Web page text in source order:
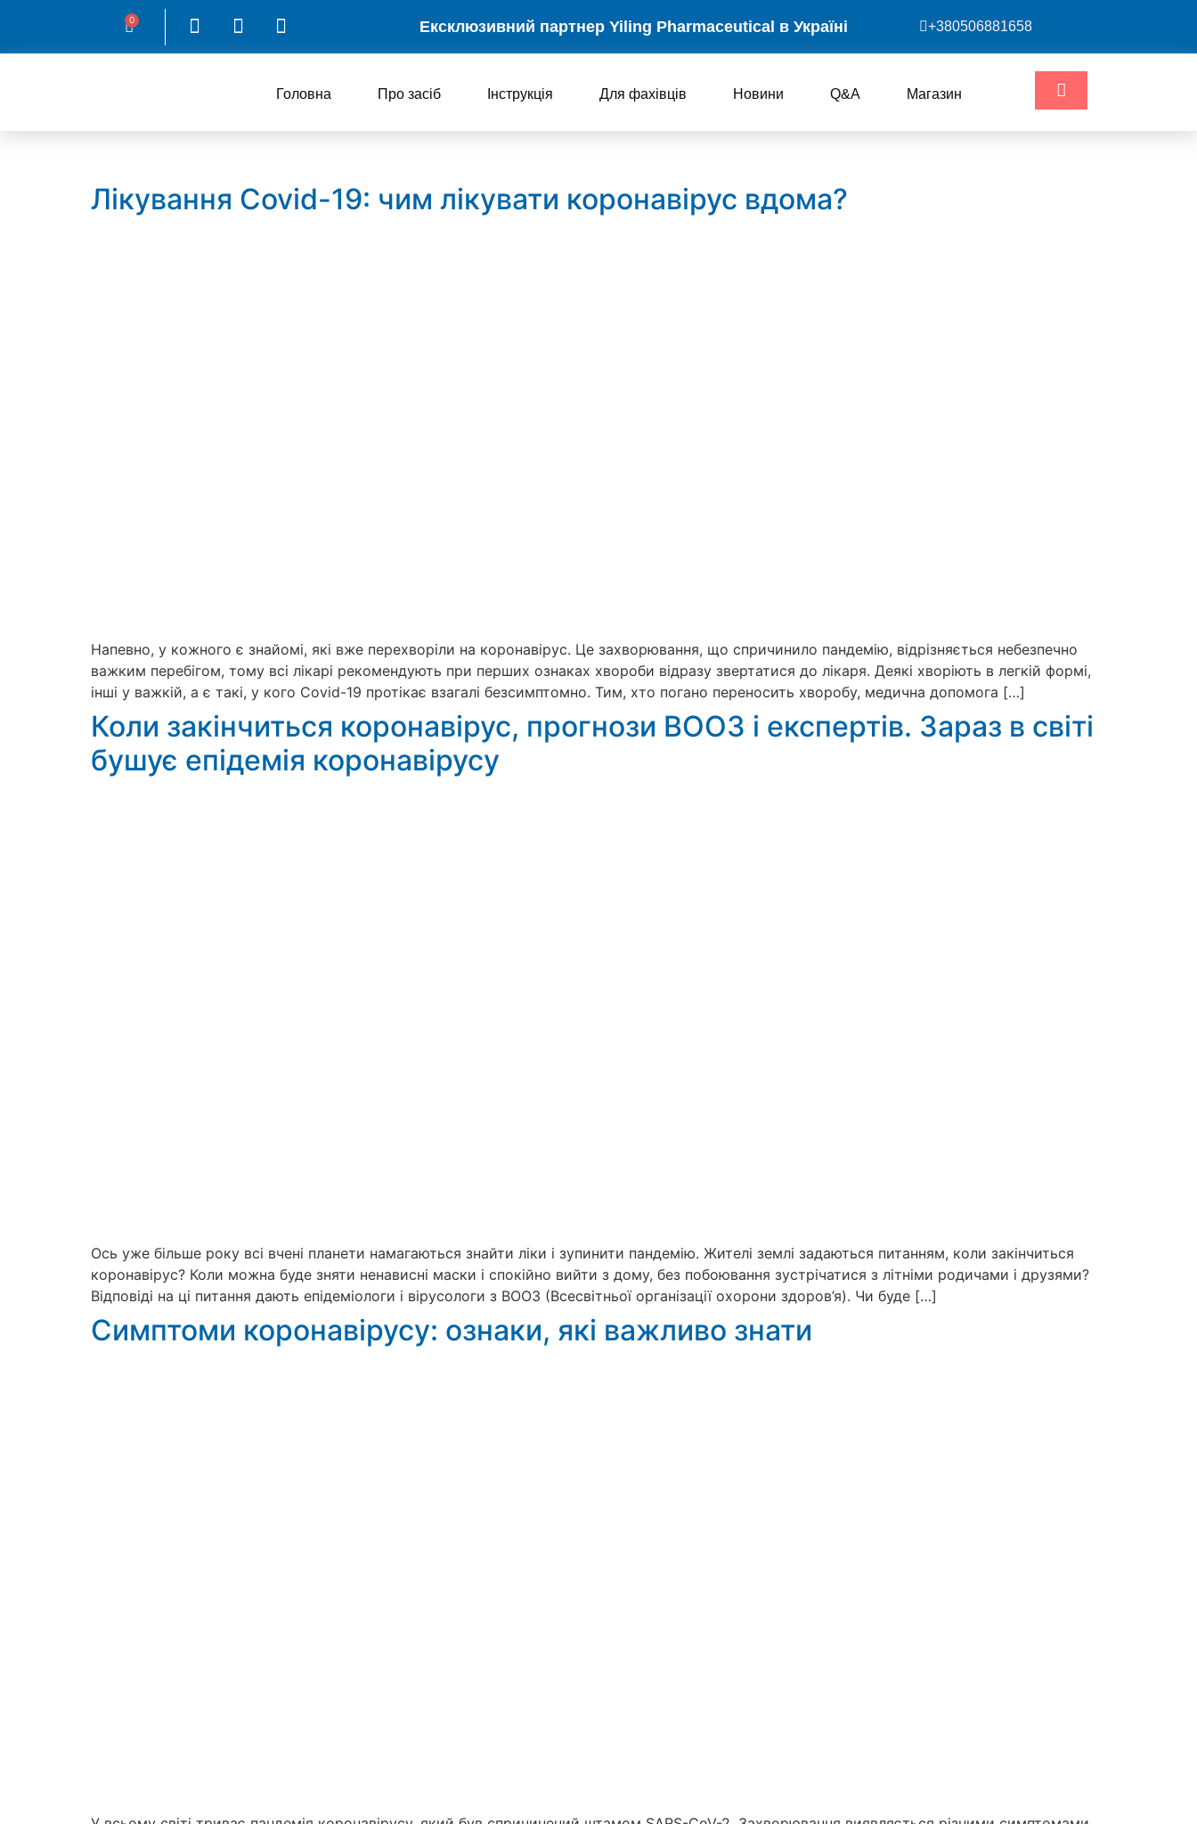
0 Ексклюзивний партнер Yiling Pharmaceutical в Україні +380506881658
Головна Про засіб Інструкція Для фахівців Новини Q&A Магазин
Лікування Covid-19: чим лікувати коронавірус вдома?
Напевно, у кожного є знайомі, які вже перехворіли на коронавірус. Це захворювання, що спричинило пандемію, відрізняється небезпечно
важким перебігом, тому всі лікарі рекомендують при перших ознаках хвороби відразу звертатися до лікаря. Деякі хворіють в легкій формі,
інші у важкій, а є такі, у кого Сovid-19 протікає взагалі безсимптомно. Тим, хто погано переносить хворобу, медична допомога […]
Коли закінчиться коронавірус, прогнози ВООЗ і експертів. Зараз в світі
бушує епідемія коронавірусу
Ось уже більше року всі вчені планети намагаються знайти ліки і зупинити пандемію. Жителі землі задаються питанням, коли закінчиться
коронавірус? Коли можна буде зняти ненависні маски і спокійно вийти з дому, без побоювання зустрічатися з літніми родичами і друзями?
Відповіді на ці питання дають епідеміологи і вірусологи з ВООЗ (Всесвітньої організації охорони здоров’я). Чи буде […]
Симптоми коронавірусу: ознаки, які важливо знати